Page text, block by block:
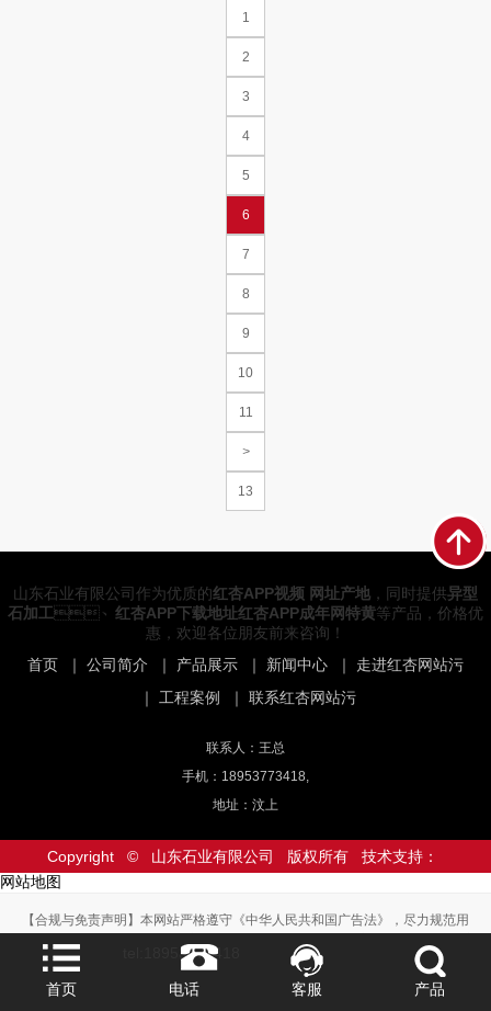
1
2
3
4
5
6
7
8
9
10
11
>
13
山东石业有限公司作为优质的红杏APP视频 网址产地，同时提供异型
石加工、 红杏APP下载地址红杏APP成年网特黄等产品，价格优
惠，欢迎各位朋友前来咨询！
首页｜ 公司简介 ｜ 产品展示｜ 新闻中心｜ 走进红杏网站污
｜ 工程案例 ｜ 联系红杏网站污
联系人：王总
手机：18953773418,
地址：汶上
Copyright © 山东石业有限公司 版权所有 技术支持：
首页
tel:18953773418
电话 客服 产品
网站地图
【合规与免责声明】本网站严格遵守《中华人民共和国广告法》，尽力规范用
仅供参考，不构成交易依据。
本站部分素材来自网络，如有侵权，请联系删除。